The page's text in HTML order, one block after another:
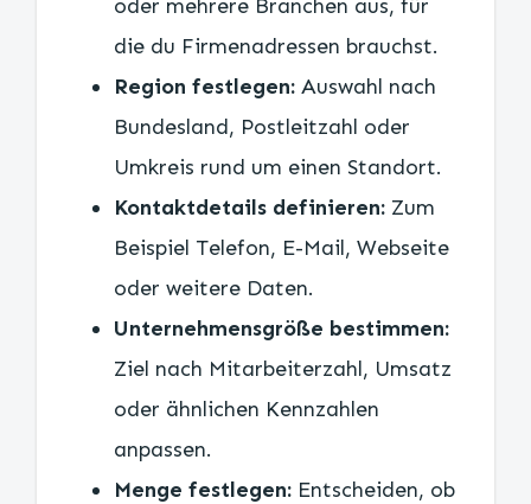
oder mehrere Branchen aus, für
die du Firmenadressen brauchst.
Region festlegen: Auswahl nach
Bundesland, Postleitzahl oder
Umkreis rund um einen Standort.
Kontaktdetails definieren: Zum
Beispiel Telefon, E-Mail, Webseite
oder weitere Daten.
Unternehmensgröße bestimmen:
Ziel nach Mitarbeiterzahl, Umsatz
oder ähnlichen Kennzahlen
anpassen.
Menge festlegen: Entscheiden, ob